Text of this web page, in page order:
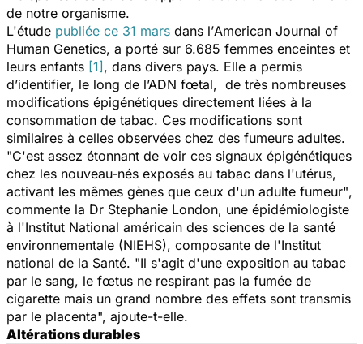
de notre organisme.
L'étude publiée ce 31 mars dans l’American Journal of
Human Genetics, a porté sur 6.685 femmes enceintes et
leurs enfants [1], dans divers pays. Elle a permis
d’identifier, le long de l’ADN fœtal, de très nombreuses
modifications épigénétiques directement liées à la
consommation de tabac. Ces modifications sont
similaires à celles observées chez des fumeurs adultes.
"C'est assez étonnant de voir ces signaux épigénétiques
chez les nouveau-nés exposés au tabac dans l'utérus,
activant les mêmes gènes que ceux d'un adulte fumeur",
commente la Dr Stephanie London, une épidémiologiste
à l'Institut National américain des sciences de la santé
environnementale (NIEHS), composante de l'Institut
national de la Santé. "Il s'agit d'une exposition au tabac
par le sang, le fœtus ne respirant pas la fumée de
cigarette mais un grand nombre des effets sont transmis
par le placenta", ajoute-t-elle.
Altérations durables